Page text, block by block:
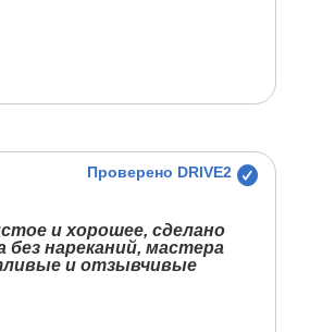
Проверено DRIVE2
и хорошее, сделано
без нареканий, мастера
и отзывчивые